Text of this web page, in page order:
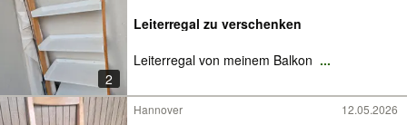
2
Leiterregal zu verschenken
Leiterregal von meinem Balkon ...
Hannover 12.05.2026